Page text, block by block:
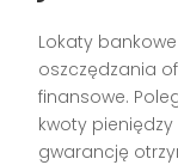
Lokaty
oszczędzania
finansowe.
kwoty
gwarancję